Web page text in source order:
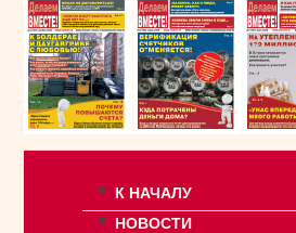
К НАЧАЛУ
НОВОСТИ